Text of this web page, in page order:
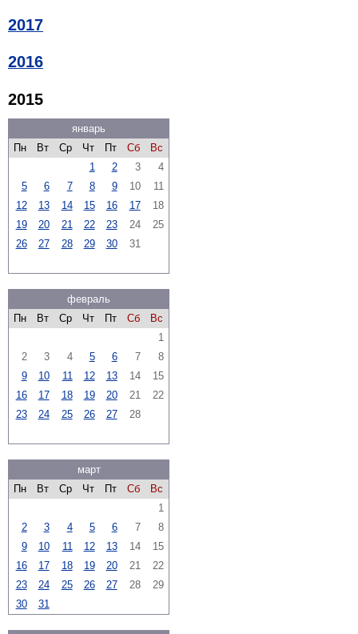
2017
2016
2015
январь
Пн
Вт Ср Чт Пт Сб
Вс
1
2 3
4
5
6 7 8 9 10
11
12
13 14 15 16 17
18
19
20 21 22 23 24
25
26
27 28 29 30 31
февраль
Пн
Вт Ср Чт Пт Сб
Вс
1
2
3 4 5 6 7
8
9
10 11 12 13 14
15
16
17 18 19 20 21
22
23
24 25 26 27 28
март
Пн
Вт Ср Чт Пт Сб
Вс
1
2
3 4 5 6 7
8
9
10 11 12 13 14
15
16
17 18 19 20 21
22
23
24 25 26 27 28
29
30
31